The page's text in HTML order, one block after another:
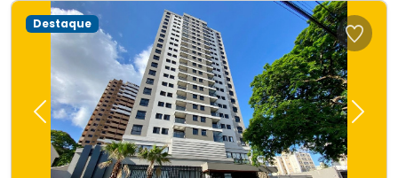
Previous Next
Destaque